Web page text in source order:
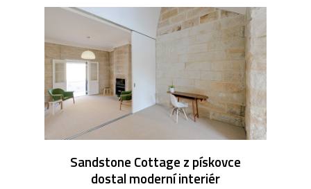
Sandstone Cottage z pískovce
dostal moderní interiér